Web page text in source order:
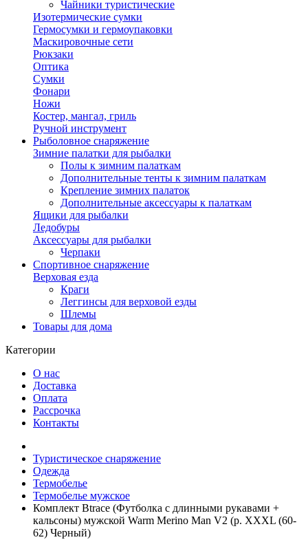
Чайники туристические
Изотермические сумки
Гермосумки и гермоупаковки
Маскировочные сети
Рюкзаки
Оптика
Сумки
Фонари
Ножи
Костер, мангал, гриль
Ручной инструмент
Рыболовное снаряжение
Зимние палатки для рыбалки
Полы к зимним палаткам
Дополнительные тенты к зимним палаткам
Крепление зимних палаток
Дополнительные аксессуары к палаткам
Ящики для рыбалки
Ледобуры
Аксессуары для рыбалки
Черпаки
Спортивное снаряжение
Верховая езда
Краги
Леггинсы для верховой езды
Шлемы
Товары для дома
Категории
О нас
Доставка
Оплата
Рассрочка
Контакты
Туристическое снаряжение
Одежда
Термобелье
Термобелье мужское
Комплект Btrace (Футболка с длинными рукавами +
кальсоны) мужской Warm Merino Man V2 (р. XXXL (60-
62) Черный)